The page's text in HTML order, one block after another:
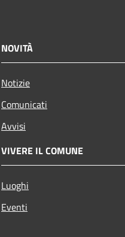
NOVITÀ
Notizie
Comunicati
Avvisi
VIVERE IL COMUNE
Luoghi
Eventi